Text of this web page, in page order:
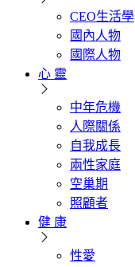
CEO生活學
國內人物
國際人物
心 靈
中年危機
人際關係
自我成長
兩性家庭
空巢期
照顧者
健 康
性愛